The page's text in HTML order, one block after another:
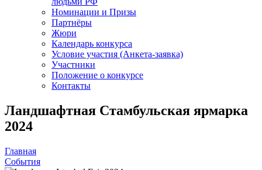
Номинации и Призы
Партнёры
Жюри
Календарь конкурса
Условие участия (Анкета-заявка)
Участники
Положение о конкурсе
Контакты
Ландшафтная Стамбульская ярмарка
2024
Главная
События